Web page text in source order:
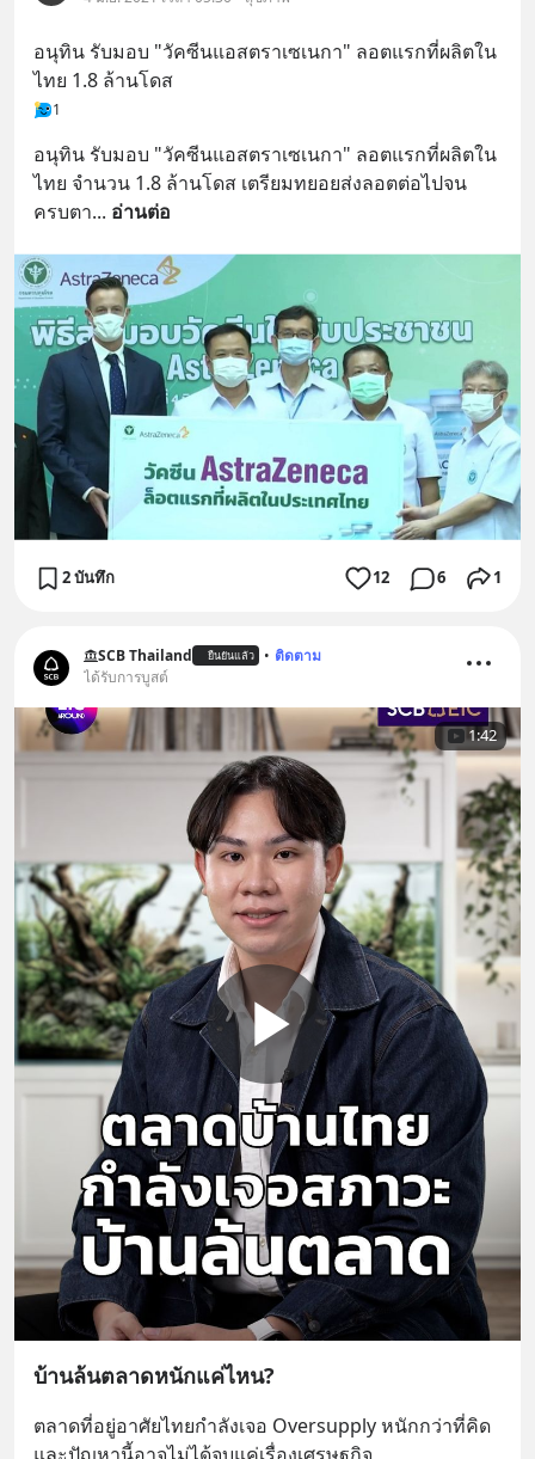
อนุทิน รับมอบ "วัคซีนแอสตราเซเนกา" ลอตแรกที่ผลิตใน
ไทย 1.8 ล้านโดส
1
อนุทิน รับมอบ "วัคซีนแอสตราเซเนกา" ลอตแรกที่ผลิตใน
ไทย จำนวน 1.8 ล้านโดส เตรียมทยอยส่งลอตต่อไปจน
ครบตา... อ่านต่อ
2 บันทึก 12 6 1
SCB Thailand ยืนยันแล้ว • ติดตาม
ได้รับการบูสต์
1:42
บ้านล้นตลาดหนักแค่ไหน?
ตลาดที่อยู่อาศัยไทยกำลังเจอ Oversupply หนักกว่าที่คิด
และปัญหานี้อาจไม่ได้จบแค่เรื่องเศรษฐกิจ